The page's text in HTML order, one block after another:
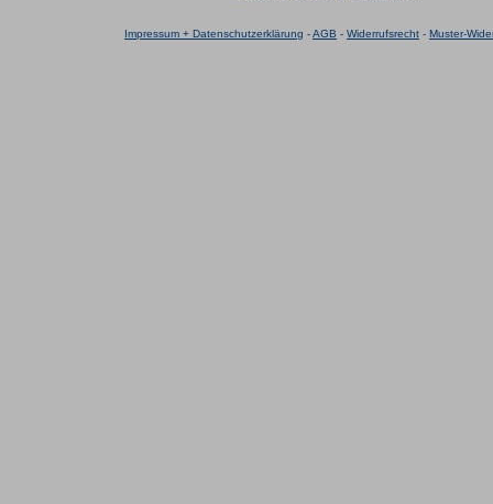
Impressum + Datenschutzerklärung -AGB - Widerrufsrecht - Muster-